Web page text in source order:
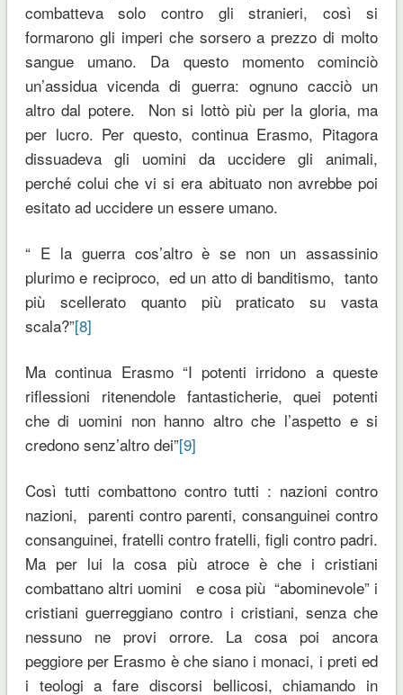
combatteva solo contro gli stranieri, così si
formarono gli imperi che sorsero a prezzo di molto
sangue umano. Da questo momento cominciò
un’assidua vicenda di guerra: ognuno cacciò un
altro dal potere. Non si lottò più per la gloria, ma
per lucro. Per questo, continua Erasmo, Pitagora
dissuadeva gli uomini da uccidere gli animali,
perché colui che vi si era abituato non avrebbe poi
esitato ad uccidere un essere umano.
“ E la guerra cos’altro è se non un assassinio
plurimo e reciproco, ed un atto di banditismo, tanto
più scellerato quanto più praticato su vasta
scala?”[8]
Ma continua Erasmo “I potenti irridono a queste
riflessioni ritenendole fantasticherie, quei potenti
che di uomini non hanno altro che l’aspetto e si
credono senz’altro dei”[9]
Così tutti combattono contro tutti : nazioni contro
nazioni, parenti contro parenti, consanguinei contro
consanguinei, fratelli contro fratelli, figli contro padri.
Ma per lui la cosa più atroce è che i cristiani
combattano altri uomini e cosa più “abominevole” i
cristiani guerreggiano contro i cristiani, senza che
nessuno ne provi orrore. La cosa poi ancora
peggiore per Erasmo è che siano i monaci, i preti ed
i teologi a fare discorsi bellicosi, chiamando in